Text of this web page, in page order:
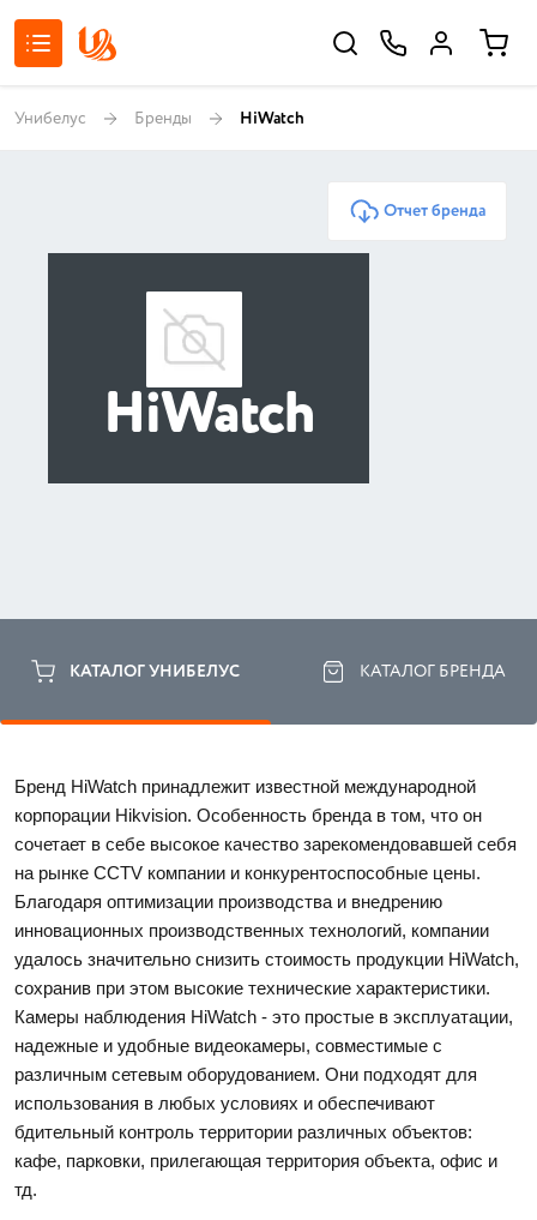
Унибелус Бренды HiWatch
Отчет бренда
HiWatch
КАТАЛОГ УНИБЕЛУС КАТАЛОГ БРЕНДА
Бренд HiWatch принадлежит известной международной
корпорации Hikvision. Особенность бренда в том, что он
сочетает в себе высокое качество зарекомендовавшей себя
на рынке CCTV компании и конкурентоспособные цены.
Благодаря оптимизации производства и внедрению
инновационных производственных технологий, компании
удалось значительно снизить стоимость продукции HiWatch,
сохранив при этом высокие технические характеристики.
Камеры наблюдения HiWatch - это простые в эксплуатации,
надежные и удобные видеокамеры, совместимые с
различным сетевым оборудованием. Они подходят для
использования в любых условиях и обеспечивают
бдительный контроль территории различных объектов:
кафе, парковки, прилегающая территория объекта, офис и
тд.